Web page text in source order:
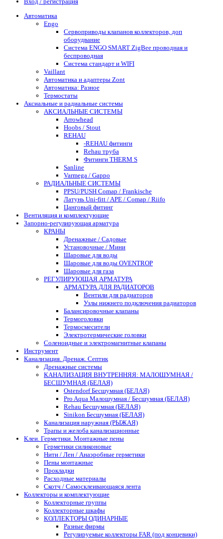
Автоматика
Engo
Сервоприводы клапанов коллекторов, доп
оборудвание
Система ENGO SMART ZigBee проводная и
беспроводная
Система стандарт и WIFI
Vaillant
Автоматика и адаптеры Zont
Автоматика: Разное
Термостаты
Аксиальные и радиальные системы
АКСИАЛЬНЫЕ СИСТЕМЫ
Arrowhead
Hoobs / Stout
REHAU
-REHAU фитинги
Rehau труба
Фитинги THERM S
Sanline
Varmega / Gappo
РАДИАЛЬНЫЕ СИСТЕМЫ
PPSU/PUSH Comap / Frankische
Латунь Uni-fitt / APE / Comap / Riifo
Цанговый фитинг
Вентиляция и комплектующие
Запорно-регулирующая арматура
КРАНЫ
Дренажные / Садовые
Установочные / Мини
Шаровые для воды
Шаровые для воды OVENTROP
Шаровые для газа
РЕГУЛИРУЮЩАЯ АРМАТУРА
АРМАТУРА ДЛЯ РАДИАТОРОВ
Вентили для радиаторов
Узлы нижнего подключения радиаторов
Балансировочные клапаны
Термоголовки
Термосмесители
Электротермические головки
Соленоидные и электромагнитные клапаны
Инструмент
Канализация. Дренаж. Септик
Дренажные системы
КАНАЛИЗАЦИЯ ВНУТРЕННЯЯ: МАЛОШУМНАЯ /
БЕСШУМНАЯ (БЕЛАЯ)
Ostendorf Бесшумная (БЕЛАЯ)
Pro Aqua Малошумная / Бесшумная (БЕЛАЯ)
Rehau Бесшумная (БЕЛАЯ)
Sinikon Бесшумная (БЕЛАЯ)
Канализация наружная (РЫЖАЯ)
Трапы и желоба канализационные
Клеи. Герметики. Монтажные пены
Герметики силиконовые
Нити / Лен / Анаэробные герметики
Пены монтажные
Прокладки
Расходные материалы
Скотч / Самосклеивающаяся лента
Коллекторы и комплектующие
Коллекторные группы
Коллекторные шкафы
КОЛЛЕКТОРЫ ОДИНАРНЫЕ
Разные фирмы
Регулируемые коллекторы FAR (под концевики)